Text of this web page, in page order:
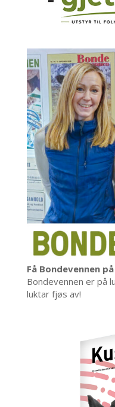
Få Bondevennen
Bondevennen er på
luktar fjøs av!